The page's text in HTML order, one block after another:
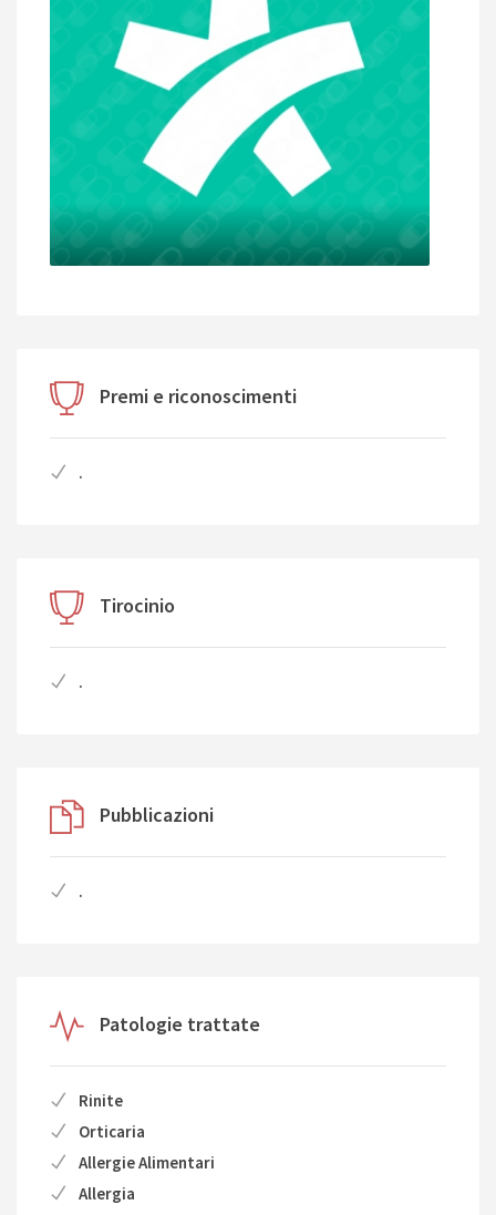
Premi e riconoscimenti
.
Tirocinio
.
Pubblicazioni
.
Patologie trattate
Rinite
Orticaria
Allergie Alimentari
Allergia